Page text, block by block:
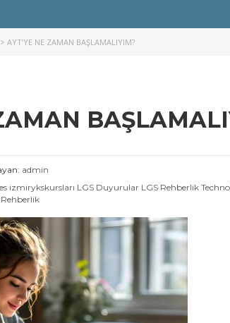
> AYT’YE NE ZAMAN BAŞLAMALIYIM?
admin
izmirykskursları LGS Duyurular LGS Rehberlik
Rehberlik